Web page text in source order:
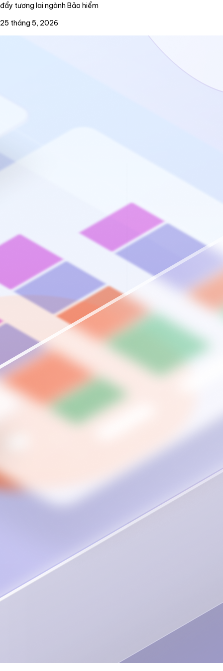
đẩy tương lai ngành Bảo hiểm
25 tháng 5, 2026